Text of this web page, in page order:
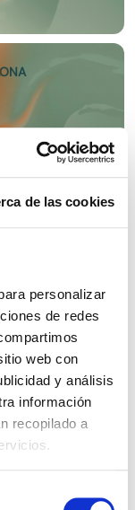
de las cookies
personalizar
de redes
web con
y análisis
información
recopilado a
AR
L19